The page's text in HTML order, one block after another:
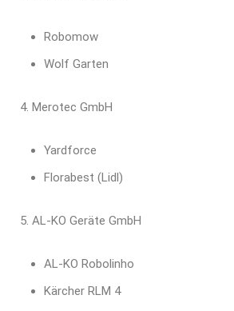
Robomow
Wolf Garten
Merotec GmbH
Yardforce
Florabest (Lidl)
AL-KO Geräte GmbH
AL-KO Robolinho
Kärcher RLM 4